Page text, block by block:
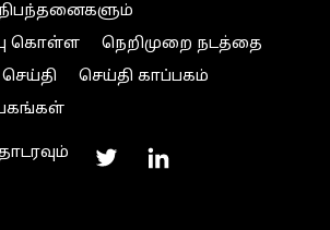
கொள்ள
நெறிமுறை நடத்தை
செய்தி
செய்தி காப்பகம்